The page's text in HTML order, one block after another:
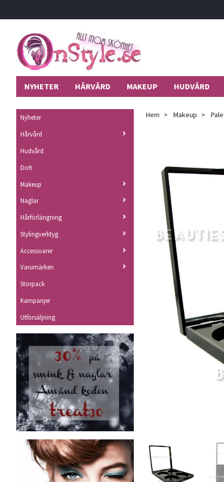
NYHETER HÅRVÅRD MAKEUP HUDVÅRD
Nyheter
Hårvård
Hudvård
Doft
Makeup
Naglar
Hårförlängning
Stylingverktyg
Accessoarer
Varumärken
Storpack
Kampanjer
Utförsäljning
Hem Makeup